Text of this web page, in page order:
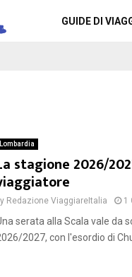
GUIDE DI
Lombardia
stagione 2026/
Redazione ViaggiareItalia 1
serata alla Scala vale da
2027, con l'esordio di